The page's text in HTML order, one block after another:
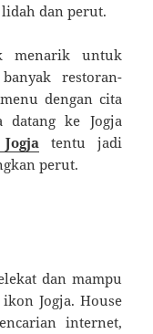
dan perut.
menarik untuk
restoran-
dengan cita
datang ke Jogja
tentu jadi
perut.
dan mampu
Jogja. House
internet,